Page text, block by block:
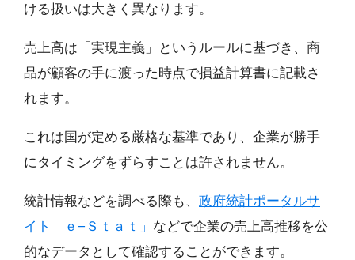
ける扱いは大きく異なります。
売上高は「実現主義」というルールに基づき、商
品が顧客の手に渡った時点で損益計算書に記載さ
れます。
これは国が定める厳格な基準であり、企業が勝手
にタイミングをずらすことは許されません。
統計情報などを調べる際も、 政府統計ポータルサ
イト「ｅ−Ｓｔａｔ」 などで企業の売上高推移を公
的なデータとして確認することができます。